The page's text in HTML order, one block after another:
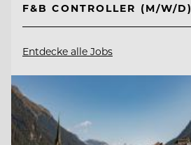
F&B CONTROLLER (M/W/D)
Entdecke alle Jobs